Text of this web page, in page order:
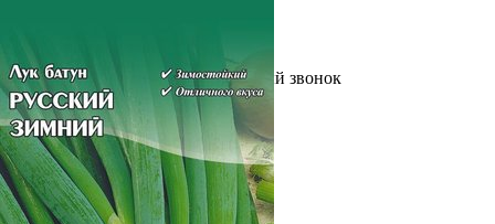
Обратный звонок Заказать обратный звонок
Каталог
Семена
Грунты